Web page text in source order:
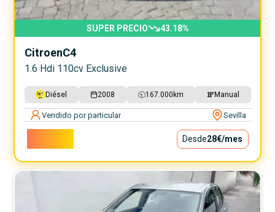
SUPER PRECIO 43.18%
CitroenC4
1.6 Hdi 110cv Exclusive
Diésel 2008 167.000 km Manual
Vendido por particular Sevilla
Desde28€/mes